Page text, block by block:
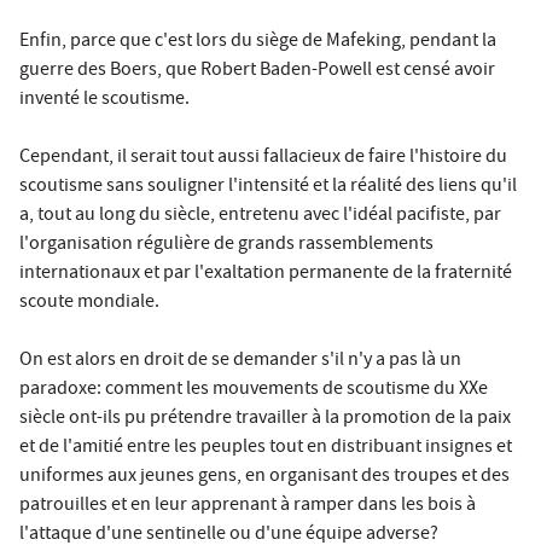
Enfin, parce que c'est lors du siège de Mafeking, pendant la
guerre des Boers, que Robert Baden-Powell est censé avoir
inventé le scoutisme.
Cependant, il serait tout aussi fallacieux de faire l'histoire du
scoutisme sans souligner l'intensité et la réalité des liens qu'il
a, tout au long du siècle, entretenu avec l'idéal pacifiste, par
l'organisation régulière de grands rassemblements
internationaux et par l'exaltation permanente de la fraternité
scoute mondiale.
On est alors en droit de se demander s'il n'y a pas là un
paradoxe: comment les mouvements de scoutisme du XXe
siècle ont-ils pu prétendre travailler à la promotion de la paix
et de l'amitié entre les peuples tout en distribuant insignes et
uniformes aux jeunes gens, en organisant des troupes et des
patrouilles et en leur apprenant à ramper dans les bois à
l'attaque d'une sentinelle ou d'une équipe adverse?